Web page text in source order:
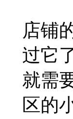
店铺
过它
就需
区的